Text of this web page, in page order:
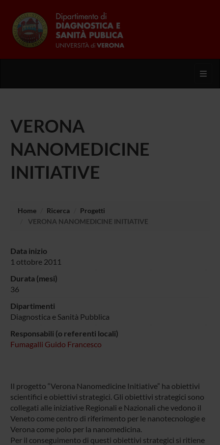
VERONA
NANOMEDICINE
INITIATIVE
Home Ricerca
Progetti
VERONA NANOMEDICINE INITIATIVE
Data inizio
1 ottobre 2011
Durata (mesi)
36
Dipartimenti
Diagnostica e Sanità Pubblica
Responsabili (o referenti locali)
Fumagalli Guido Francesco
Il progetto “Verona Nanomedicine Initiative” ha obiettivi
scientifici e obiettivi strategici. Gli obiettivi strategici sono
collegati alle iniziative Regionali e Nazionali che vedono il
Veneto come centro di riferimento per le nanotecnologie e
Verona come polo per la nanomedicina.
Per il conseguimento di questi obiettivi strategici si ritiene